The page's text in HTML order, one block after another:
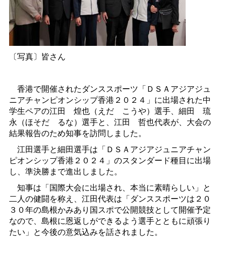
〔写真〕皆さん
香港で開催されたダンススポーツ「ＤＳＡアジアジュ
ニアチャンピオンシップ香港２０２４」に出場された中
学生ペアの江田 煌也（え だ こうや）選手、細田 琉
永（ほそだ るな）選手と、江田 哲也代表が、大会の
結果報告のため知事を訪問しました。
江田選手と細田選手は「ＤＳＡアジアジュニアチャン
ピオンシップ香港２０２４」のスタンダード種目に出場
し、準決勝まで進出しました。
知事は「国際大会に出場され、本当に素晴らしい」と
二人の健闘を称え、江田代表は「ダンススポーツは２０
３０年の島根かみあり国スポで公開競技として開催予定
なので、島根に恩返しができるよう選手とともに頑張り
たい」と今後の意気込みを話されました。